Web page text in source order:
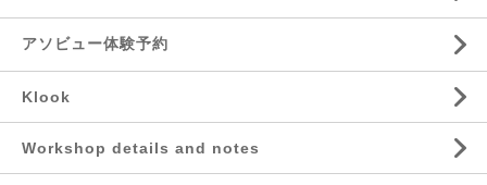
アソビュー体験予約
Klook
Workshop details and notes